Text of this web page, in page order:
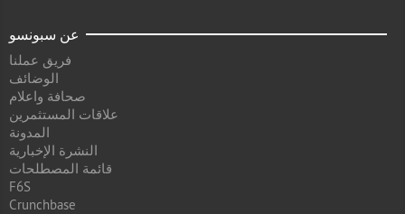
عن سبونسو
فريق عملنا
الوضائف
صحافة واعلام
علاقات المستثمرين
المدونة
النشرة الإخبارية
قائمة المصطلحات
F6S
Crunchbase